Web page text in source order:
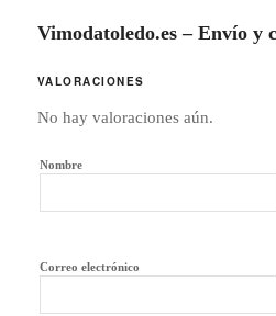
Vimodatoledo.es – Envío y
VALORACIONES
No hay valoraciones aún.
Nombre
Correo electrónico